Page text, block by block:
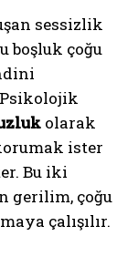
sessizlik
boşluk çoğu
olarak
ister
Bu iki
gerilim, çoğu
çalışılır.